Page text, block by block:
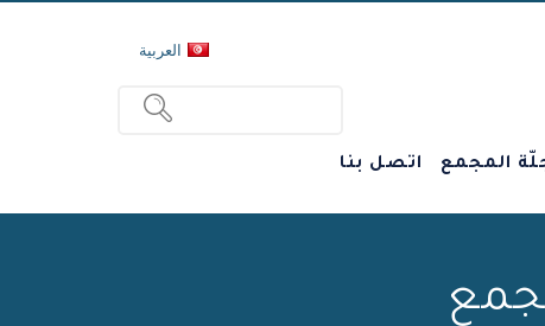
العربية
المجمع اتصل بنا